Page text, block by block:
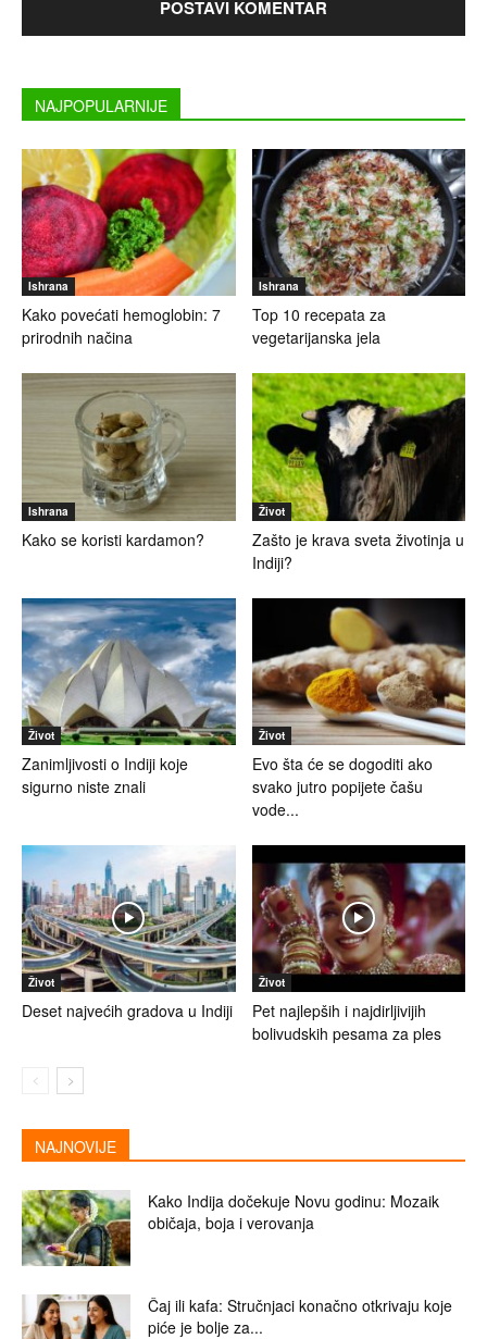
NAJPOPULARNIJE
Ishrana
Kako povećati hemoglobin: 7
prirodnih načina
Ishrana
Top 10 recepata za
vegetarijanska jela
Ishrana
Kako se koristi kardamon?
Život
Zašto je krava sveta životinja u
Indiji?
Život
Zanimljivosti o Indiji koje
sigurno niste znali
Život
Evo šta će se dogoditi ako
svako jutro popijete čašu
vode...
Život
Deset najvećih gradova u Indiji
Život
Pet najlepših i najdirljivijih
bolivudskih pesama za ples
NAJNOVIJE
Kako Indija dočekuje Novu godinu: Mozaik
običaja, boja i verovanja
Čaj ili kafa: Stručnjaci konačno otkrivaju koje
piće je bolje za...